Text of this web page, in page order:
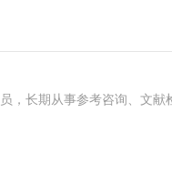
长期从事参考咨询、文献